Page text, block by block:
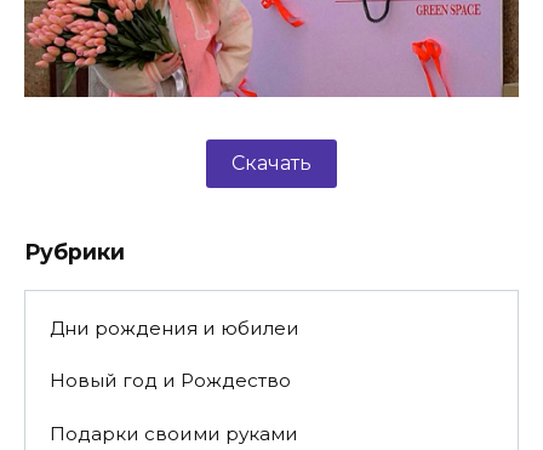
Скачать
Рубрики
Дни рождения и юбилеи
Новый год и Рождество
Подарки своими руками